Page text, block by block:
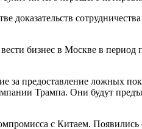
бизнес в Москве в
за предоставление ложных
Трампа. Они будут
с Китаем.